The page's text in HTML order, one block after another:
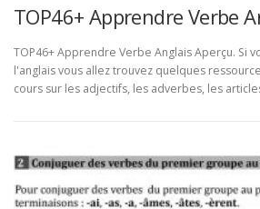
TOP46+ Apprendre Verbe
TOP46+ Apprendre Verbe Anglais Aperçu. Si
l'anglais vous allez trouvez quelques
cours sur les adjectifs, les adverbes, les